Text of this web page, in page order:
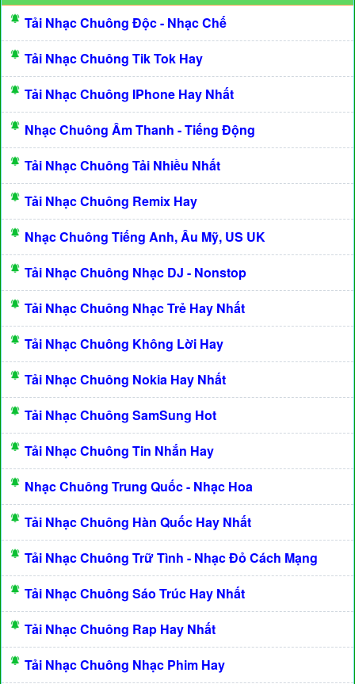
Tải Nhạc Chuông Độc - Nhạc Chế
Tải Nhạc Chuông Tik Tok Hay
Tải Nhạc Chuông IPhone Hay Nhất
Nhạc Chuông Âm Thanh - Tiếng Động
Tải Nhạc Chuông Tải Nhiều Nhất
Tải Nhạc Chuông Remix Hay
Nhạc Chuông Tiếng Anh, Âu Mỹ, US UK
Tải Nhạc Chuông Nhạc DJ - Nonstop
Tải Nhạc Chuông Nhạc Trẻ Hay Nhất
Tải Nhạc Chuông Không Lời Hay
Tải Nhạc Chuông Nokia Hay Nhất
Tải Nhạc Chuông SamSung Hot
Tải Nhạc Chuông Tin Nhắn Hay
Nhạc Chuông Trung Quốc - Nhạc Hoa
Tải Nhạc Chuông Hàn Quốc Hay Nhất
Tải Nhạc Chuông Trữ Tình - Nhạc Đỏ Cách Mạng
Tải Nhạc Chuông Sáo Trúc Hay Nhất
Tải Nhạc Chuông Rap Hay Nhất
Tải Nhạc Chuông Nhạc Phim Hay